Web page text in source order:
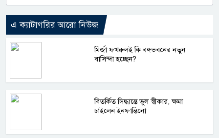
এ ক্যাটাগরির আরো নিউজ
মির্জা ফখরুলই কি বঙ্গভবনের নতুন
বাসিন্দা হচ্ছেন?
বিতর্কিত সিদ্ধান্তে ভুল স্বীকার, ক্ষমা
চাইলেন ইনফান্তিনো